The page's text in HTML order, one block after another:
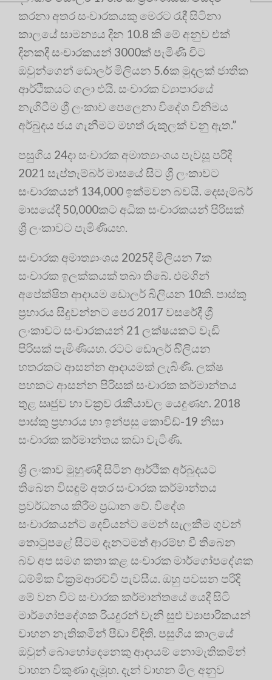
කරනා අතර සංචාරකයකු මෙරට රැඳී සිටිනා
කාලයේ සාමන්‍යය දින 10.8 කි මේ අනුව එක්
දිනකදී සංචාරකයන් 3000ක් පැමිණි විට
ඔවුන්ගෙන් ඩොලර් මිලියන 5.6ක මුදලක් ජාතික
ආර්ථිකයට ගලා එයි. සංචාරක ව්‍යාපාරයේ
නැගිටීම ශ්‍රී ලංකාව පෙලෙනා විදේශ විනිමය
අර්බුදය ජය ගැනීමට මහත් රුකුලක් වනු ඇත.”
පසුගිය 24දා සංචාරක අමාත්‍යාංශය පැවසූ පරිදි
2021 සැප්තැම්බර් මාසයේ සිට ශ්‍රී ලංකාවට
සංචාරකයන් 134,000 ඉක්මවන බවයි. දෙසැම්බර්
මාසයේදී 50,000කට අධික සංචාරකයන් පිරිසක්
ශ්‍රී ලංකාවට පැමිණියහ.
සංචාරක අමාත්‍යාංශය 2025දී මිලියන 7ක
සංචාරක ඉලක්කයක් තබා තිබේ. එමගින්
අපේක්ෂිත ආදායම ඩොලර් බිලියන 10කි. පාස්කු
ප්‍රහාරය සිදුවන්නට පෙර 2017 වසරේදී ශ්‍රී
ලංකාවට සංචාරකයන් 21 ලක්ෂයකට වැඩි
පිරිසක් පැමිණියහ. රටට ඩොලර් බිිලියන
හතරකට ආසන්න ආදායමක් ලැබිණි. ලක්ෂ
පහකට ආසන්න පිරිසක් සංචාරක කර්මාන්තය
තුළ ඍජුව හා වක්‍රව රැකියාවල යෙදුණහ. 2018
පාස්කු ප්‍රහාරය හා ඉන්පසු කොවිඩ්-19 නිසා
සංචාරක කර්මාන්තය කඩා වැටිණි.
ශ්‍රී ලංකාව මුහුණදී සිටින ආර්ථික අර්බුදයට
තිබෙන විසඳුම් අතර සංචාරක කර්මාන්තය
ප්‍රවර්ධනය කිරීම ප්‍රධාන වේ. විදේශ
සංචාරකයන්ට දෙවියන්ට මෙන් සැලකීම ගුවන්
තොටුපළේ සිටම දැනටමත් ආරම්භ වී තිබෙන
බව අප සමග කතා කළ සංචාරක මාර්ගෝපදේශක
ධම්මික වික්‍රමආරච්චි පැවසීය. ඔහු පවසන පරිදි
මේ වන විට සංචාරක කර්මාන්තයේ යෙදී සිටි
මාර්ගෝපදේශක රියදුරන් වැනි සුළු ව්‍යාපාරිකයන්
වාහන නැතිකමින් පීඩා විඳිති. පසුගිය කාලයේ
ඔවුන් බොහෝදෙනෙකු ආදායම් නොමැතිකමින්
වාහන විකුණා දැමූහ. දැන් වාහන මිල අනුව